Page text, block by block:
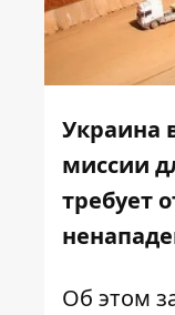
Украина
миссии
требует
Об этом